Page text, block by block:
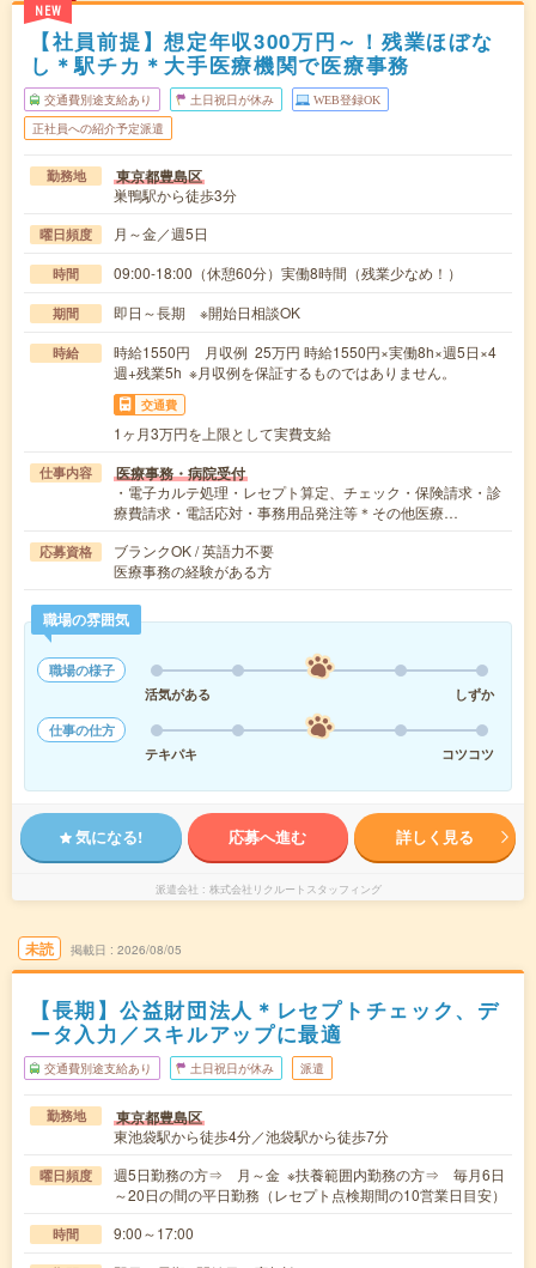
NEW
【社員前提】想定年収300万円～！残業ほぼな
し＊駅チカ＊大手医療機関で医療事務
交通費別途支給あり 土日祝日が休み WEB登録OK
正社員への紹介予定派遣
勤務地 東京都豊島区
巣鴨駅から徒歩3分
曜日頻度 月～金／週5日
時間 09:00-18:00（休憩60分）実働8時間（残業少なめ！）
期間 即日～長期 ※開始日相談OK
時給
時給1550円 月収例 25万円 時給1550円×実働8h×週5日×4
週+残業5h ※月収例を保証するものではありません。
交通費
1ヶ月3万円を上限として実費支給
仕事内容 医療事務・病院受付
・電子カルテ処理・レセプト算定、チェック・保険請求・診
療費請求・電話応対・事務用品発注等＊その他医療…
応募資格
ブランクOK / 英語力不要
医療事務の経験がある方
職場の雰囲気
職場の様子
活気がある
しずか
仕事の仕方
テキパキ
コツコツ
気になる! 応募へ進む 詳しく見る
派遣会社 株式会社リクルートスタッフィング
未読 掲載日 2026/08/05
【長期】公益財団法人＊レセプトチェック、デ
ータ入力／スキルアップに最適
交通費別途支給あり 土日祝日が休み 派遣
勤務地 東京都豊島区
東池袋駅から徒歩4分／池袋駅から徒歩7分
曜日頻度
週5日勤務の方⇒ 月～金 ※扶養範囲内勤務の方⇒ 毎月6日
～20日の間の平日勤務（レセプト点検期間の10営業日目安）
時間 9:00～17:00